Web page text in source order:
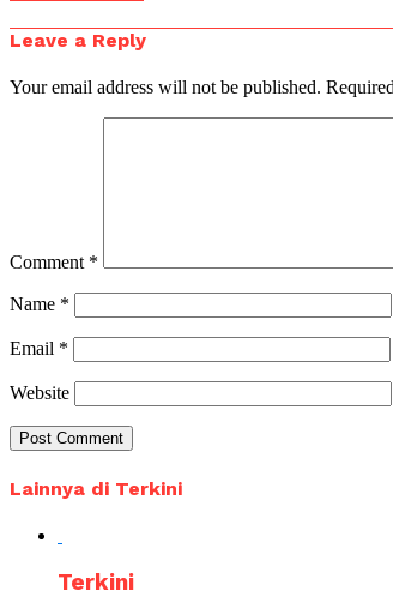
Leave a Reply
Your email address will not be published.
Comment *
Name *
Email *
Website
Lainnya di Terkini
Terkini